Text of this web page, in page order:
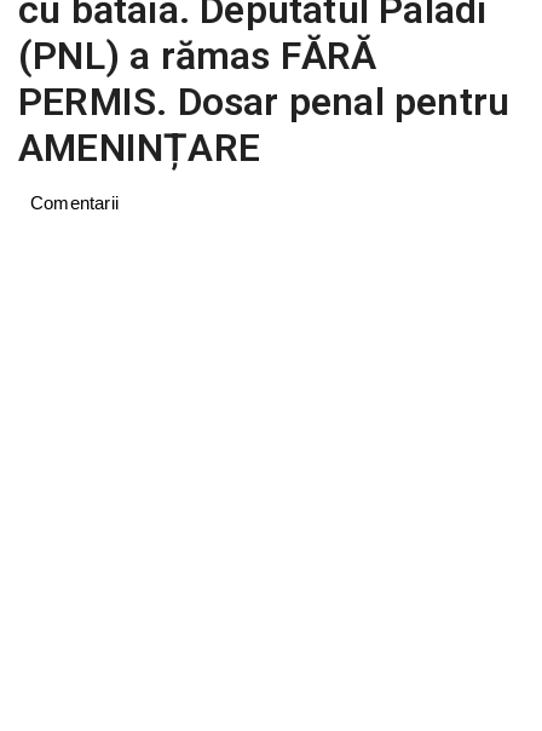
cu bătaia. Deputatul Paladi
(PNL) a rămas FĂRĂ
PERMIS. Dosar penal pentru
AMENINȚARE
Comentarii